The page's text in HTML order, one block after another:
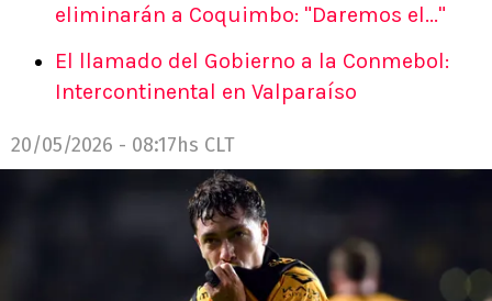
eliminarán a Coquimbo: "Daremos el..."
El llamado del Gobierno a la Conmebol:
Intercontinental en Valparaíso
20/05/2026 - 08:17hs CLT